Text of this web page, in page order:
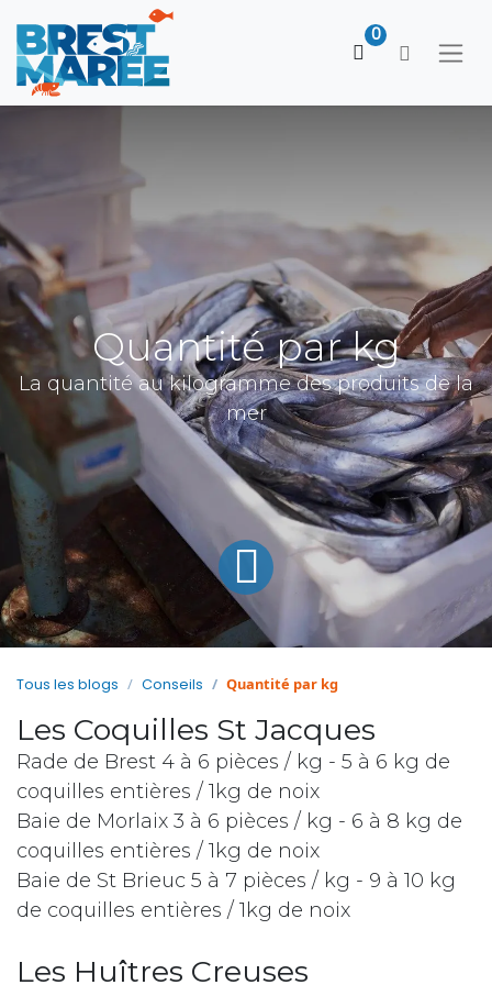
0
Quantité par kg
La quantité au kilogramme des produits de la
mer
Tous les blogs Conseils Quantité par kg
Les Coquilles St Jacques
Rade de Brest 4 à 6 pièces / kg - 5 à 6 kg de
coquilles entières / 1kg de noix
Baie de Morlaix 3 à 6 pièces / kg - 6 à 8 kg de
coquilles entières / 1kg de noix
Baie de St Brieuc 5 à 7 pièces / kg - 9 à 10 kg
de coquilles entières / 1kg de noix
Les Huîtres Creuses